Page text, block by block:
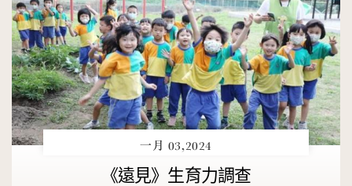
一月 03,2024
《遠見》生育力調查